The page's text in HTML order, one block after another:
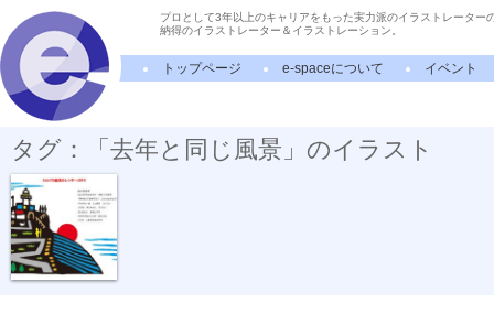
プロとして3年以上のキャリアをもった実力派のイラストレーター
納得のイラストレーター＆イラストレーション。
トップページ e-spaceについて イベント
タグ：「去年と同じ風景」のイラスト
１月 初日の出